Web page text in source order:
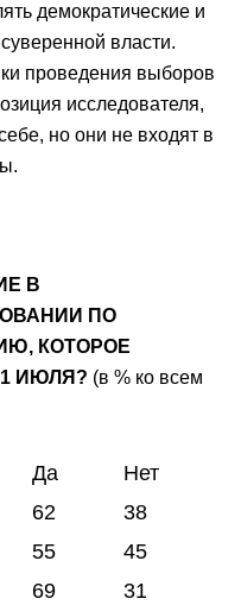
демократические и
власти.
проведения выборов
исследователя,
но они не входят в
В
ПО
КОТОРОЕ
ИЮЛЯ? (в % ко всем
Да
Нет
62
38
55
45
69
31